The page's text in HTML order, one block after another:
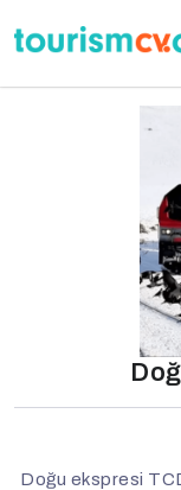
Doğu ekspresi